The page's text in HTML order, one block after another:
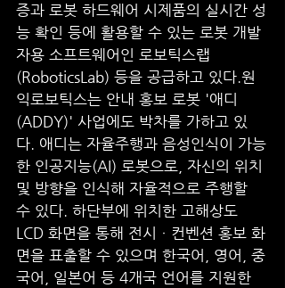
증과 로봇 하드웨어 시제품의 실시간 성
능 확인 등에 활용할 수 있는 로봇 개발
자용 소프트웨어인 로보틱스랩
(RoboticsLab) 등을 공급하고 있다.원
익로보틱스는 안내 홍보 로봇 '애디
(ADDY)' 사업에도 박차를 가하고 있
다. 애디는 자율주행과 음성인식이 가능
한 인공지능(AI) 로봇으로, 자신의 위치
및 방향을 인식해 자율적으로 주행할
수 있다. 하단부에 위치한 고해상도
LCD 화면을 통해 전시ㆍ컨벤션 홍보 화
면을 표출할 수 있으며 한국어, 영어, 중
국어, 일본어 등 4개국 언어를 지원한